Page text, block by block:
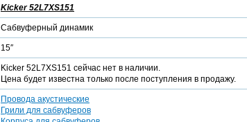
Kicker 52L7XS151
Сабвуферный динамик
15″
Kicker 52L7XS151 сейчас нет в наличии.
Цена будет известна только после поступления в продажу.
Провода акустические
Грили для сабвуферов